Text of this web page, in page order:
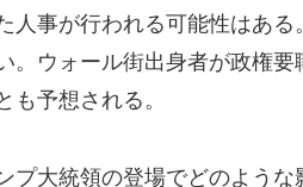
人事が行われる可能性はあ
。ウォール街出身者が政権要
も予想される。
プ大統領の登場でどのよう